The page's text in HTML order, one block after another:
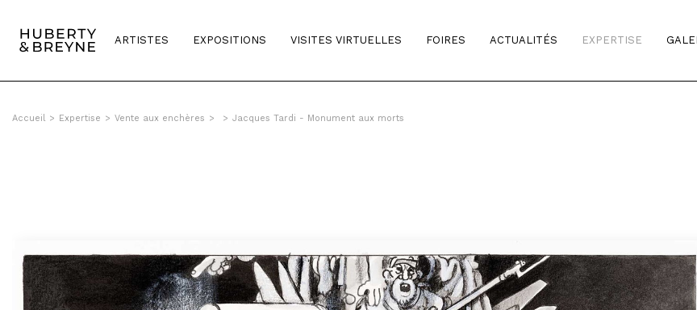
ARTISTES EXPOSITIONS VISITES VIRTUELLES FOIRES ACTUALITÉS EXPERTISE
Accueil > Expertise > Vente aux enchères > > Jacques Tardi - Monument aux morts